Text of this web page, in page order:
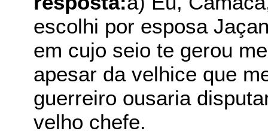
escolhi por esposa
em cujo seio te gerou
apesar da velhice que
guerreiro ousaria
velho chefe.